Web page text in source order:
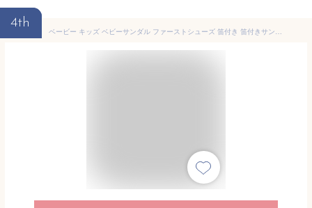
4th
ベービー キッズ ベビーサンダル ファーストシューズ 笛付き 笛付きサンダル クマ 女の子 男の子 赤ちゃん 新生児 マジックテープ ルームシューズ 通気 歩きやすい 軽い 痛くない カジュアル 通園 通学 アウトドア 夏 かわいい